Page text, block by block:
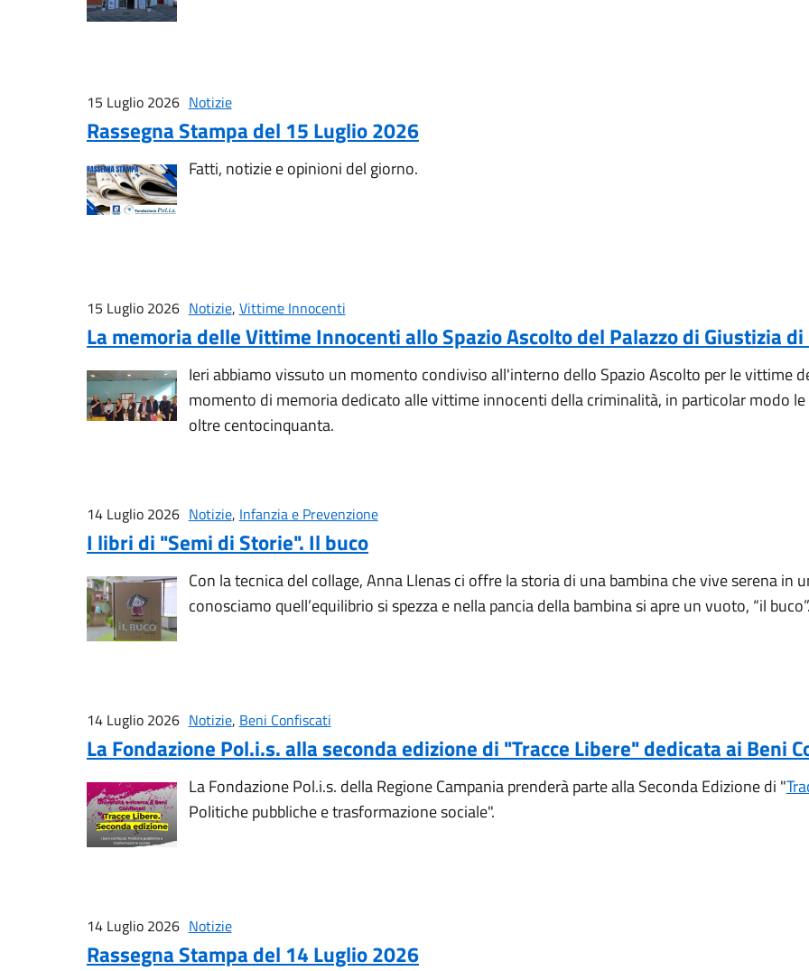
15 Luglio 2026 Notizie
Rassegna Stampa del 15 Luglio 2026
Fatti, notizie e opinioni del giorno.
15 Luglio 2026 Notizie, Vittime Innocenti
La memoria delle Vittime Innocenti allo Spazio Ascolto del Palazzo di Giustizia
Ieri abbiamo vissuto un momento condiviso all'interno dello Spazio Ascolto per le vittime
momento di memoria dedicato alle vittime innocenti della criminalità, in particolar modo
oltre centocinquanta.
14 Luglio 2026 Notizie, Infanzia e Prevenzione
I libri di "Semi di Storie". Il buco
Con la tecnica del collage, Anna Llenas ci offre la storia di una bambina che vive serena in
conosciamo quell’equilibrio si spezza e nella pancia della bambina si apre un vuoto, “il
14 Luglio 2026 Notizie, Beni Confiscati
La Fondazione Pol.i.s. alla seconda edizione di "Tracce Libere" dedicata ai Beni
La Fondazione Pol.i.s. della Regione Campania prenderà parte alla Seconda Edizione di "
Politiche pubbliche e trasformazione sociale".
14 Luglio 2026 Notizie
Rassegna Stampa del 14 Luglio 2026